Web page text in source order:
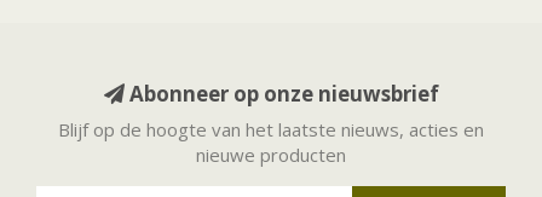
Abonneer op onze nieuwsbrief
Blijf op de hoogte van het laatste nieuws, acties en
nieuwe producten